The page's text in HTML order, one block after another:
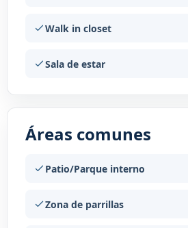
Walk in closet
Sala de estar
Áreas comunes
Patio/Parque interno
Zona de parrillas